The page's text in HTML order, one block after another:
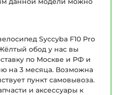
Syccyba F10 Pro
обод у нас вы
по Москве и РФ и
на 3 месяца. Возможна
пункт самовывоза.
и аксессуары к